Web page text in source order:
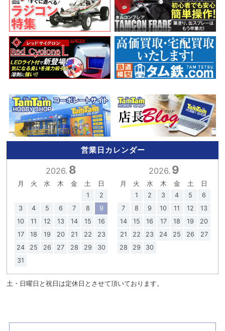
営業日カレンダー
2026. 8
月 火 水 木 金 土
日
1
2
3
4 5 6 7 8
9
10
11 12 13 14 15
16
17
18 19 20 21 22
23
24
25 26 27 28 29
30
31
2026. 9
月 火 水 木 金 土
日
1
2 3 4 5
6
7
8 9 10 11 12
13
14
15 16 17 18 19
20
21
22 23 24 25 26
27
28
29 30
土・日曜日と祝日は定休日とさせて頂いております。